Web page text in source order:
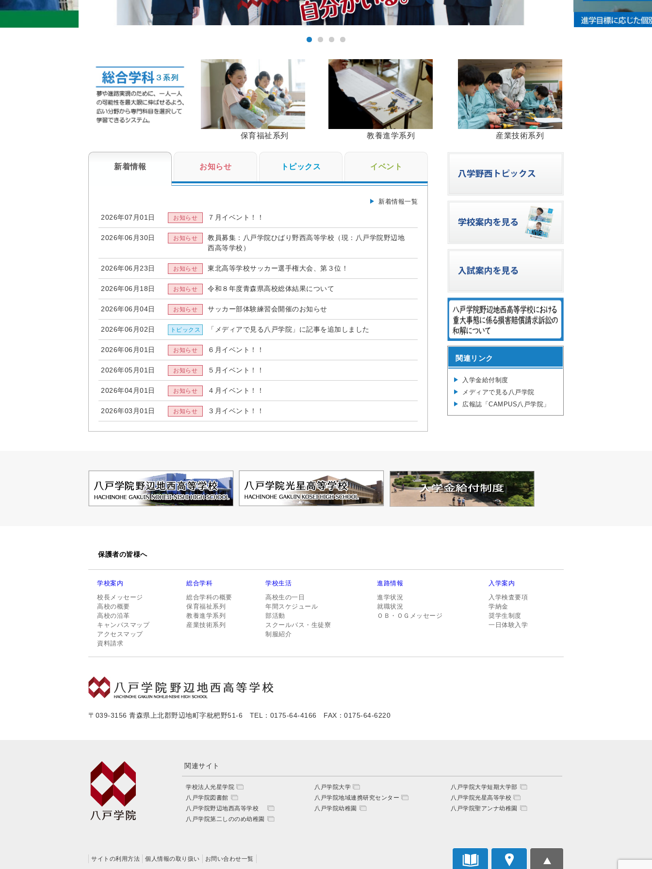
保育福祉系列 教養進学系列 産業技術系列
新着情報 お知らせ トピックス イベント
新着情報一覧
2026年07月01日 ７月イベント！！
2026年06月30日
教員募集：八戸学院ひばり野西高等学校（現：八戸学院野辺地
西高等学校）
2026年06月23日 東北高等学校サッカー選手権大会、第３位！
2026年06月18日 令和８年度青森県高校総体結果について
2026年06月04日 サッカー部体験練習会開催のお知らせ
2026年06月02日 「メディアで見る八戸学院」に記事を追加しました
2026年06月01日 ６月イベント！！
2026年05月01日 ５月イベント！！
2026年04月01日 ４月イベント！！
2026年03月01日 ３月イベント！！
関連リンク
入学金給付制度
メディアで見る八戸学院
広報誌「CAMPUS八戸学院」
保護者の皆様へ
学校案内
校長メッセージ
高校の概要
高校の沿革
キャンパスマップ
アクセスマップ
資料請求
総合学科
総合学科の概要
保育福祉系列
教養進学系列
産業技術系列
学校生活
高校生の一日
年間スケジュール
部活動
スクールバス・生徒寮
制服紹介
進路情報
進学状況
就職状況
ＯＢ・ＯＧメッセージ
入学案内
入学検査要項
学納金
奨学生制度
一日体験入学
〒039-3156 青森県上北郡野辺地町字枇杷野51-6 TEL：0175-64-4166 FAX：0175-64-6220
関連サイト
学校法人光星学院 八戸学院大学
八戸学院大学短期大学部
八戸学院図書館
八戸学院地域連携研究センター
八戸学院光星高等学校
八戸学院野辺地西高等学校
八戸学院幼稚園
八戸学院聖アンナ幼稚園
八戸学院第二しののめ幼稚園
サイトの利用方法 個人情報の取り扱い お問い合わせ一覧